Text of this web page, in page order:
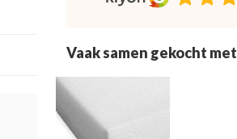
Vaak samen gekocht met